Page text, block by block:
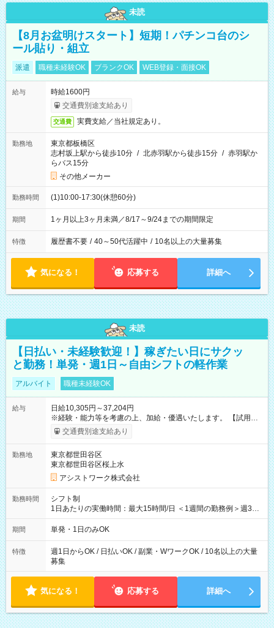
未読
【8月お盆明けスタート】短期！パチンコ台のシ
ール貼り・組立
派遣 職種未経験OK ブランクOK WEB登録・面接OK
給与
時給1600円
交通費別途支給あり
交通費 実費支給／当社規定あり。
勤務地
東京都板橋区
志村坂上駅から徒歩10分 / 北赤羽駅から徒歩15分 / 赤羽駅か
らバス15分
その他メーカー
勤務時間 (1)10:00-17:30(休憩60分)
期間 1ヶ月以上3ヶ月未満／8/17～9/24までの期間限定
特徴 履歴書不要 / 40～50代活躍中 / 10名以上の大量募集
気になる！ 応募する 詳細へ
未読
【日払い・未経験歓迎！】稼ぎたい日にサクッ
と勤務！単発・週1日～自由シフトの軽作業
アルバイト 職種未経験OK
給与
日給10,305円～37,204円
※経験・能力等を考慮の上、加給・優遇いたします。 【試用期
間】試用期間なし
交通費別途支給あり
勤務地
東京都世田谷区
東京都世田谷区桜上水
アシストワーク株式会社
勤務時間
シフト制
1日あたりの実働時間：最大15時間/日 ＜1週間の勤務例＞週3回
勤務 勤務：月・水・金 休み：火・木・土・日 好きな時にお仕事
可能です！ ※1日あたりの最大実働時間は日勤、夜勤共に勤務し
期間 単発・1日のみOK
特徴
週1日からOK / 日払いOK / 副業・WワークOK / 10名以上の大量
募集
気になる！ 応募する 詳細へ